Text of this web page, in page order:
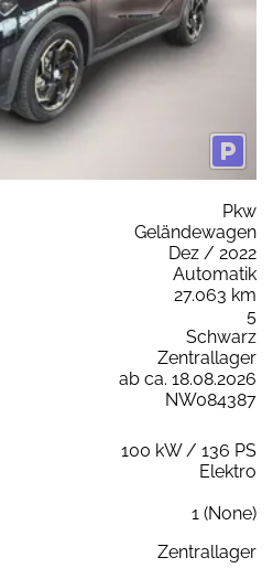
Pkw
Geländewagen
Dez / 2022
Automatik
27.063 km
5
Schwarz
Zentrallager
ab ca. 18.08.2026
NW084387
100 kW / 136 PS
Elektro
1 (None)
Zentrallager